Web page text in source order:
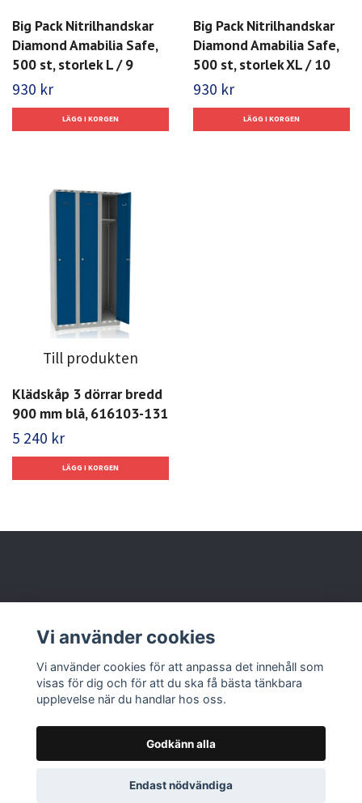
Big Pack Nitrilhandskar
Diamond Amabilia Safe,
500 st, storlek L / 9
930 kr
Big Pack Nitrilhandskar
Diamond Amabilia Safe,
500 st, storlek XL / 10
930 kr
Till produkten
Klädskåp 3 dörrar bredd
900 mm blå, 616103-131
5 240 kr
Läs mer
© 2026 Nolbox AB
Vi använder cookies
Vi använder cookies för att anpassa det innehåll som
visas för dig och för att du ska få bästa tänkbara
upplevelse när du handlar hos oss.
Godkänn alla
Endast nödvändiga